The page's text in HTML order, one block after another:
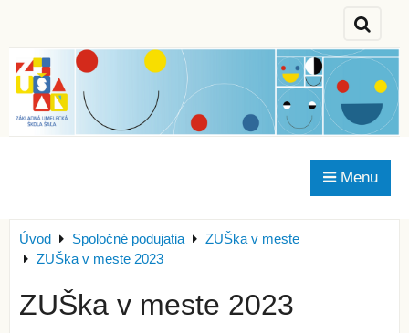
Menu
Úvod Spoločné podujatia
ZUŠka v meste
ZUŠka v meste 2023
ZUŠka v meste 2023